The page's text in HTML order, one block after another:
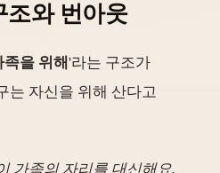
조와 번아웃
족을 위해'라는 구조가
는 자신을 위해 산다고
가족의 자리를 대신해요.